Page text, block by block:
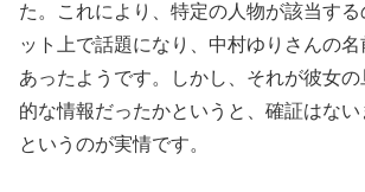
た。これにより、特定の人物が該当す
ット上で話題になり、中村ゆりさんの
あったようです。しかし、それが彼女
的な情報だったかというと、確証はな
というのが実情です。